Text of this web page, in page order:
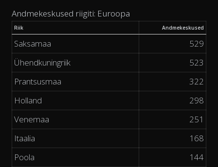
Andmekeskused riigiti: Euroopa
Riik Andmekeskused
Saksamaa
529
Ühendkuningriik
523
Prantsusmaa
322
Holland
298
Venemaa
251
Itaalia
168
Poola
144